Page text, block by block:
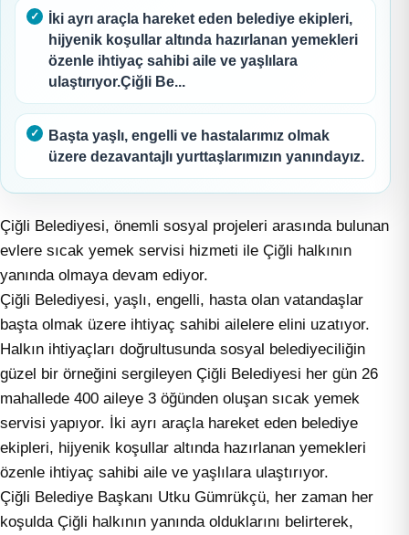
İki ayrı araçla hareket eden belediye ekipleri,
hijyenik koşullar altında hazırlanan yemekleri
özenle ihtiyaç sahibi aile ve yaşlılara
ulaştırıyor.Çiğli Be...
Başta yaşlı, engelli ve hastalarımız olmak
üzere dezavantajlı yurttaşlarımızın yanındayız.
Çiğli Belediyesi, önemli sosyal projeleri arasında bulunan
evlere sıcak yemek servisi hizmeti ile Çiğli halkının
yanında olmaya devam ediyor.
Çiğli Belediyesi, yaşlı, engelli, hasta olan vatandaşlar
başta olmak üzere ihtiyaç sahibi ailelere elini uzatıyor.
Halkın ihtiyaçları doğrultusunda sosyal belediyeciliğin
güzel bir örneğini sergileyen Çiğli Belediyesi her gün 26
mahallede 400 aileye 3 öğünden oluşan sıcak yemek
servisi yapıyor. İki ayrı araçla hareket eden belediye
ekipleri, hijyenik koşullar altında hazırlanan yemekleri
özenle ihtiyaç sahibi aile ve yaşlılara ulaştırıyor.
Çiğli Belediye Başkanı Utku Gümrükçü, her zaman her
koşulda Çiğli halkının yanında olduklarını belirterek,